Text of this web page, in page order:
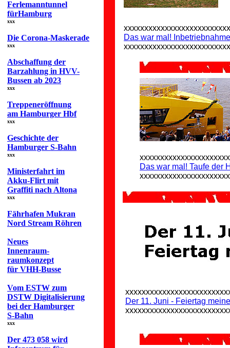
Ferlemanntunnel
fürHamburg
xxx
Die Corona-Maskerade
xxx
Abschaffung der
Barzahlung in HVV-
Bussen ab 2023
xxx
Treppeneröffnung
am Hamburger Hbf
xxx
Geschichte der
Hamburger S-Bahn
xxx
Ministerfahrt im
Akku-Flirt mit
Graffiti nach Altona
xxx
Fährhafen Mukran
Nord Stream Röhren
Neues
Innenraum-
raumkonzept
für VHH-Busse
Vom ESTW zum
DSTW Digitalisierung
bei der Hamburger
S-Bahn
xxx
Der 473 058 wird
Das war mal!
Das war mal! Taufe der
Der 11. Juni - Feiertag